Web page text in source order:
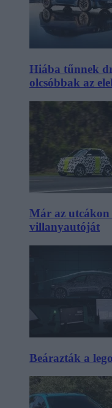
Hiába tűnnek
olcsóbbak az
Már az utcákon
villanyautóját
Beárazták a